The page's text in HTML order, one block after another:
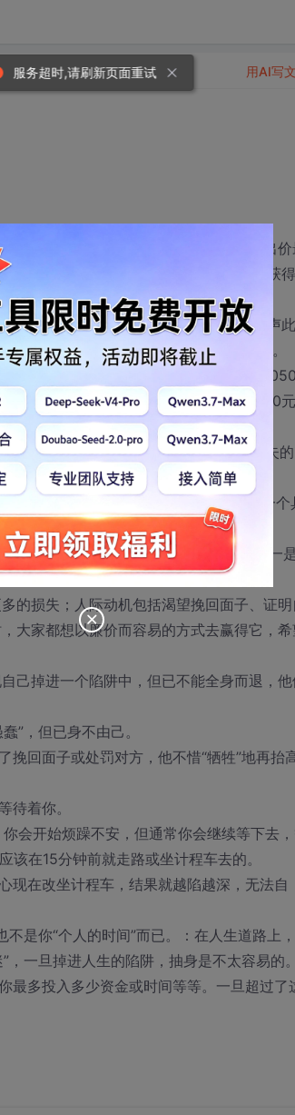
宾宣布：他要将这张千元大钞拍卖给出价
高的人只要付给约翰他所开的价码即可获
价码如数付给约翰。
，“100元”、“150元”、“200元”的竞价声
最后只剩下杰克和比尔在那里相持不下。
尔，比尔似乎不假思索地脱口而出：
加价或者退出，杰克咬一咬牙说：“2050
卖会”，大家才松了一口气。
了“1050元”。两人“平分秋色”，各损失的
不爽地从这拍卖会里“赚到钱”。它是一个
能自拔，最后都付出了痛苦的代价。
发现掉入“陷阱”的人通常有两个动机，一
损失；人际动机包括渴望挽回面子、证明
大家都想以廉价而容易的方式去赢得它，希
掉进一个陷阱中，但已不能全身而退，他
”，但已身不由己。
回面子或处罚对方，他不惜“牺牲”地再抬
着你。
会开始烦躁不安，但通常你会继续等下去
在15分钟前就走路或坐计程车去的。
在改坐计程车，结果就越陷越深，无法自
是你“个人的时间”而已。：在人生道路上
，一旦掉进人生的陷阱，抽身是不太容易的
多投入多少资金或时间等等。一旦超过了
用AI写
服务超时,请刷新页面重试